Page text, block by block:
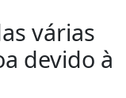
várias
devido à